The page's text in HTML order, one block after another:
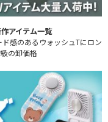
アイテム一覧
感のあるウォッシュTにロン
の卸価格